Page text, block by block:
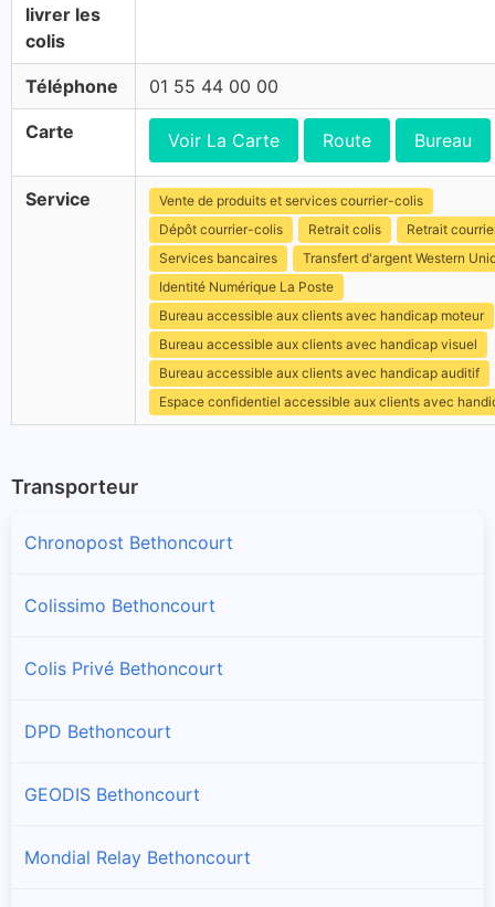
livrer les
colis
Téléphone 01 55 44 00 00
Carte Voir La Carte Route Bureau
Service
Vente de produits et services courrier-colis
Dépôt courrier-colis
Retrait colis
Retrait
Services bancaires
Transfert d'argent Western
Identité Numérique La Poste
Bureau accessible aux clients avec handicap moteur
Bureau accessible aux clients avec handicap visuel
Bureau accessible aux clients avec handicap auditif
Espace confidentiel accessible aux clients avec
Transporteur
Chronopost Bethoncourt
Colissimo Bethoncourt
Colis Privé Bethoncourt
DPD Bethoncourt
GEODIS Bethoncourt
Mondial Relay Bethoncourt